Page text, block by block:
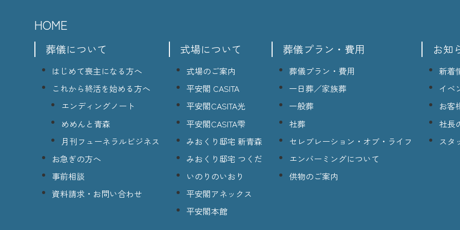
HOME
葬儀について
はじめて喪主になる方へ
これから終活を始める方へ
エンディングノート
めめんと青森
月刊フューネラルビジネス
お急ぎの方へ
事前相談
資料請求・お問い合わせ
式場について
式場のご案内
平安閣 CASITA
平安閣CASITA光
平安閣CASITA雫
みおくり邸宅 新青森
みおくり邸宅 つくだ
いのりのいおり
平安閣アネックス
平安閣本館
葬儀プラン・費用
葬儀プラン・費用
一日葬／家族葬
一般葬
社葬
セレブレーション・オブ・ライフ
エンバーミングについて
供物のご案内
お知
新着
イベ
お客
社長
スタ